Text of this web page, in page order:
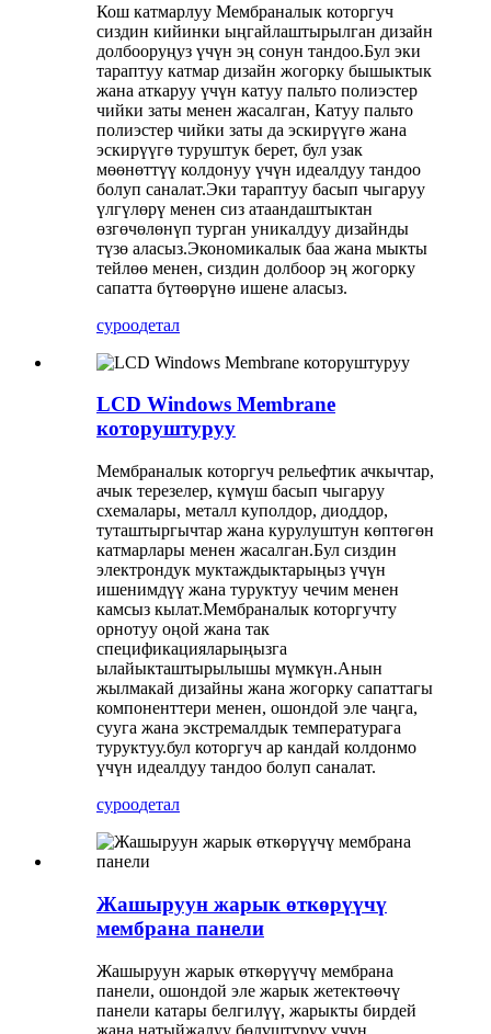
Кош катмарлуу Мембраналык которгуч
сиздин кийинки ыңгайлаштырылган дизайн
долбооруңуз үчүн эң сонун тандоо.Бул эки
тараптуу катмар дизайн жогорку бышыктык
жана аткаруу үчүн катуу пальто полиэстер
чийки заты менен жасалган, Катуу пальто
полиэстер чийки заты да эскирүүгө жана
эскирүүгө туруштук берет, бул узак
мөөнөттүү колдонуу үчүн идеалдуу тандоо
болуп саналат.Эки тараптуу басып чыгаруу
үлгүлөрү менен сиз атаандаштыктан
өзгөчөлөнүп турган уникалдуу дизайнды
түзө аласыз.Экономикалык баа жана мыкты
тейлөө менен, сиздин долбоор эң жогорку
сапатта бүтөөрүнө ишене аласыз.
суроодетал
LCD Windows Membrane
которуштуруу
Мембраналык которгуч рельефтик ачкычтар,
ачык терезелер, күмүш басып чыгаруу
схемалары, металл куполдор, диоддор,
туташтыргычтар жана курулуштун көптөгөн
катмарлары менен жасалган.Бул сиздин
электрондук муктаждыктарыңыз үчүн
ишенимдүү жана туруктуу чечим менен
камсыз кылат.Мембраналык которгучту
орнотуу оңой жана так
спецификацияларыңызга
ылайыкташтырылышы мүмкүн.Анын
жылмакай дизайны жана жогорку сапаттагы
компоненттери менен, ошондой эле чаңга,
сууга жана экстремалдык температурага
туруктуу.бул которгуч ар кандай колдонмо
үчүн идеалдуу тандоо болуп саналат.
суроодетал
Жашыруун жарык өткөрүүчү
мембрана панели
Жашыруун жарык өткөрүүчү мембрана
панели, ошондой эле жарык жетектөөчү
панели катары белгилүү, жарыкты бирдей
жана натыйжалуу бөлүштүрүү үчүн